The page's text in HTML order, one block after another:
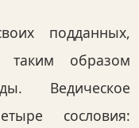
подданных,
образом
Ведическое
сословия: